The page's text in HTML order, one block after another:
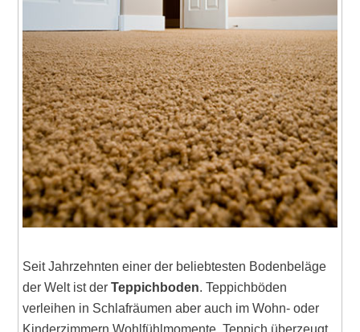
Seit Jahrzehnten einer der beliebtesten Bodenbeläge
der Welt ist derTeppichboden. Teppichböden
verleihen in Schlafräumen aber auch im Wohn- oder
Kinderzimmern Wohlfühlmomente. Teppich überzeugt